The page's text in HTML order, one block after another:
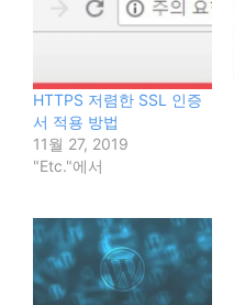
HTTPS 저렴한 SSL 인증
서 적용 방법
11월 27, 2019
"Etc."에서